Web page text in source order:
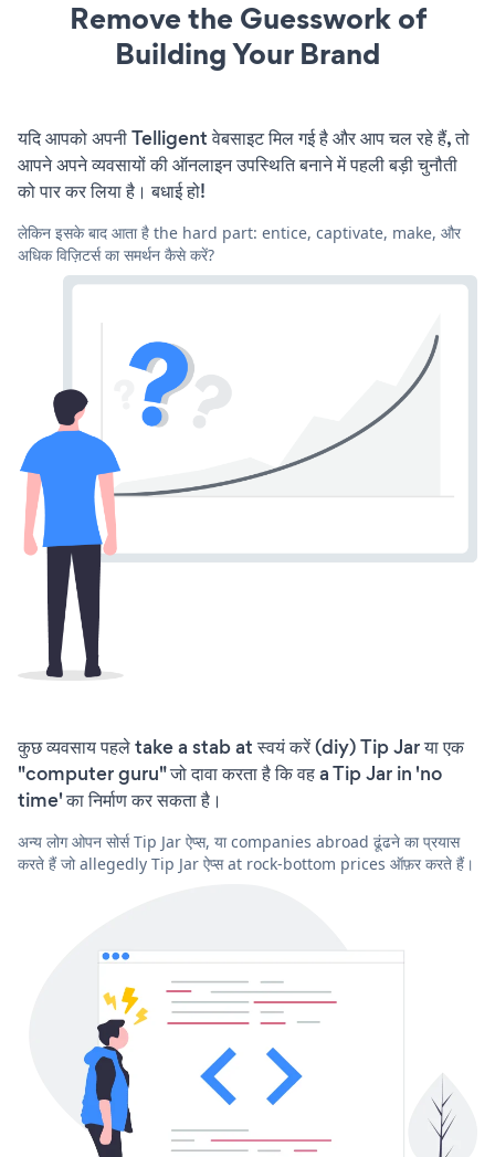
Remove the Guesswork of
Building Your Brand
यदि आपको अपनी Telligent वेबसाइट मिल गई है और आप चल रहे हैं, तो
आपने अपने व्यवसायों की ऑनलाइन उपस्थिति बनाने में पहली बड़ी चुनौती
को पार कर लिया है। बधाई हो!
लेकिन इसके बाद आता है the hard part: entice, captivate, make, और
अधिक विज़िटर्स का समर्थन कैसे करें?
कुछ व्यवसाय पहले take a stab at स्वयं करें (diy) Tip Jar या एक
"computer guru" जो दावा करता है कि वह a Tip Jar in 'no
time' का निर्माण कर सकता है।
अन्य लोग ओपन सोर्स Tip Jar ऐप्स, या companies abroad ढूंढने का प्रयास
करते हैं जो allegedly Tip Jar ऐप्स at rock-bottom prices ऑफ़र करते हैं।